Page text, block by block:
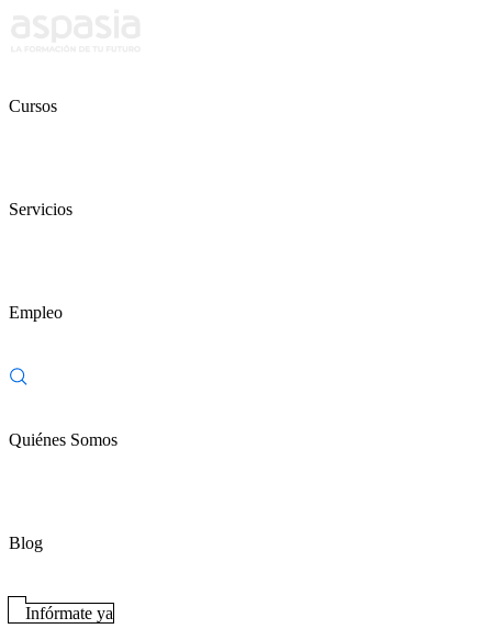
Cursos
Servicios
Empleo
Quiénes Somos
Blog
Infórmate ya